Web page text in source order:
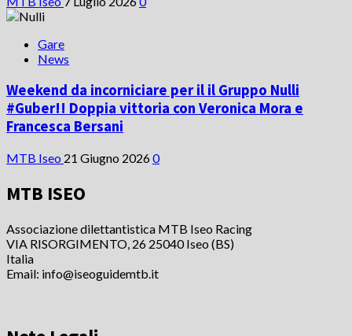
Gare
News
Weekend da incorniciare per il il Gruppo Nulli
#Guber!! Doppia vittoria con Veronica Mora e
Francesca Bersani
MTB Iseo 21 Giugno 20260
MTB ISEO
Associazione dilettantistica MTB Iseo Racing
VIA RISORGIMENTO, 26 25040 Iseo (BS)
Italia
Email: info@iseoguidemtb.it